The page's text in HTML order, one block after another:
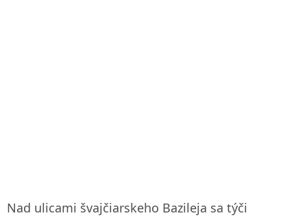
Nad ulicami švajčiarskeho Bazileja sa týči